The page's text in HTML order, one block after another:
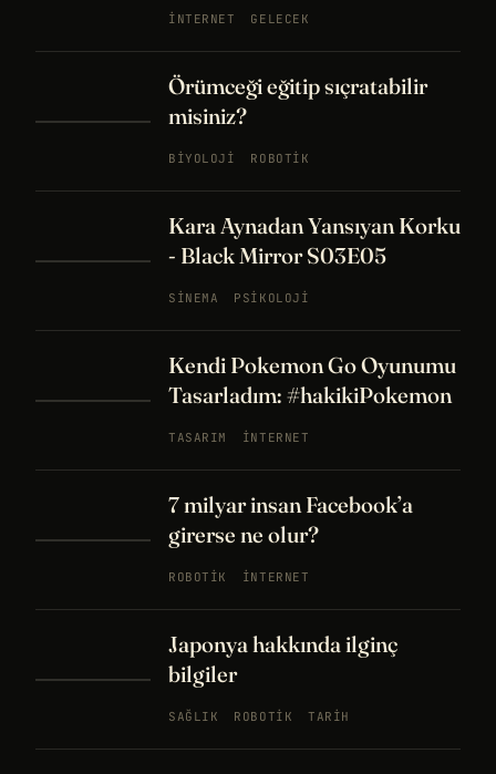
İNTERNET GELECEK
Örümceği eğitip sıçratabilir
misiniz?
BIYOLOJI ROBOTIK
Kara Aynadan Yansıyan Korku
- Black Mirror S03E05
SINEMA PSIKOLOJI
Kendi Pokemon Go Oyunumu
Tasarladım: #hakikiPokemon
TASARIM İNTERNET
7 milyar insan Facebook’a
girerse ne olur?
ROBOTIK İNTERNET
Japonya hakkında ilginç
bilgiler
SAĞLIK ROBOTIK TARIH